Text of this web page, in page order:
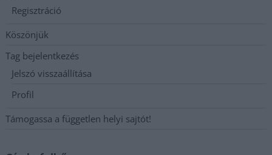
Regisztráció
Köszönjük
Tag bejelentkezés
Jelszó visszaállítása
Profil
Támogassa a független helyi sajtót!